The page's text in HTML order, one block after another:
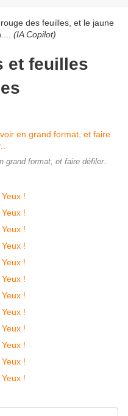
des feuilles, et le jaune
(IA Copilot)
et feuilles
grand format, et faire défiler..